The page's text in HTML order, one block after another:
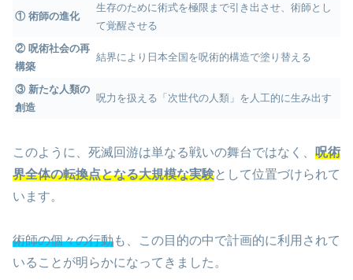
① 術師の進化
生存のために術式を極限まで引き出させ、術師とし
て覚醒させる
② 呪術社会の再
構築
結界により日本全国を呪術的構造で塗り替える
③ 新たな人類の
創造
呪力を扱える「次世代の人類」を人工的に生み出す
このように、死滅回游は単なる戦いの舞台ではなく、 呪術
界全体の転換点となる大規模な実験として位置づけられて
います。
術師の個々の行動も、この目的の中で計画的に利用されて
いることが明らかになってきました。